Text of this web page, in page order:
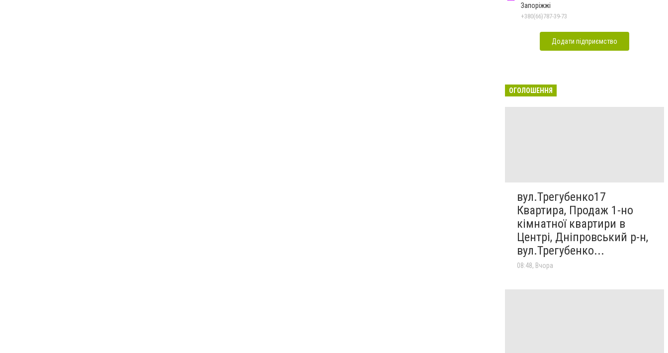
Запоріжжі
+380(66)787-39-73
Додати підприємство
ОГОЛОШЕННЯ
вул.Трегубенко17
Квартира, Продаж 1-но
кімнатної квартири в
Центрі, Дніпровський р-н,
вул.Трегубенко...
08:48, Вчора